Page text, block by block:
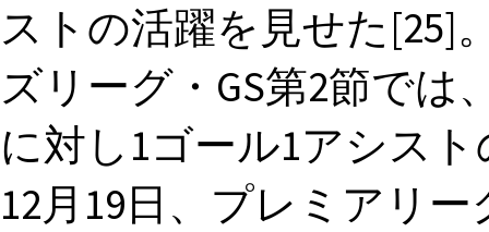
ストの活躍を見せた[25]
ズリーグ・GS第2節では
に対し1ゴール1アシス
12月19日、プレミアリ